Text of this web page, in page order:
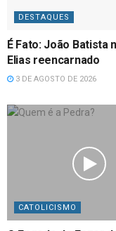
DESTAQUES
É Fato: João Batista
Elias reencarnado
3 DE AGOSTO DE 2026
CATOLICISMO